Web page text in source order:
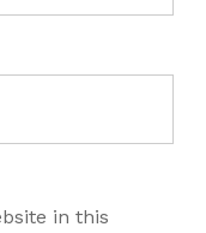
in this